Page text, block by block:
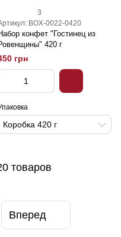
3
BOX-0022-0420
конфет "Гостинец из
420 г
грн
Коробка 420 г
товаров
Вперед